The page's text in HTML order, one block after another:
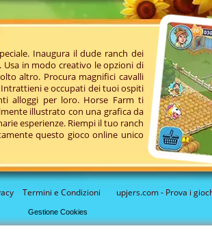
Termini e Condizioni upjers.com - Prova i
Gestione Cookies
Inaugura il dude ranch dei
in modo creativo le opzioni di
altro. Procura magnifici cavalli
e occupati dei tuoi ospiti
alloggi per loro. Horse Farm ti
illustrato con una grafica da
esperienze. Riempi il tuo ranch
questo gioco online unico